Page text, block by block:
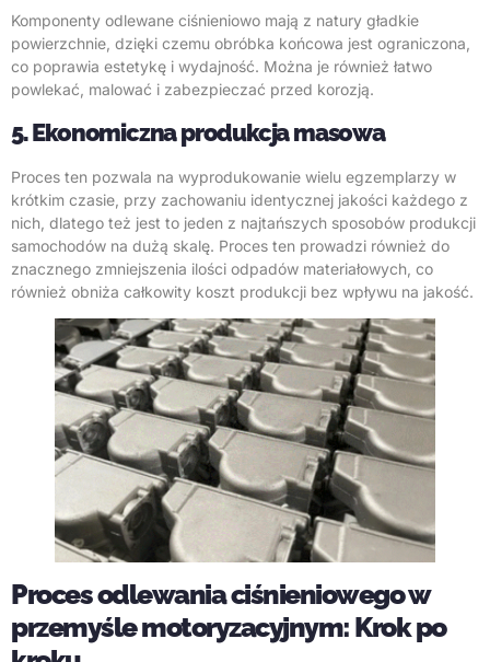
Komponenty odlewane ciśnieniowo mają z natury gładkie
powierzchnie, dzięki czemu obróbka końcowa jest ograniczona,
co poprawia estetykę i wydajność. Można je również łatwo
powlekać, malować i zabezpieczać przed korozją.
5. Ekonomiczna produkcja masowa
Proces ten pozwala na wyprodukowanie wielu egzemplarzy w
krótkim czasie, przy zachowaniu identycznej jakości każdego z
nich, dlatego też jest to jeden z najtańszych sposobów produkcji
samochodów na dużą skalę. Proces ten prowadzi również do
znacznego zmniejszenia ilości odpadów materiałowych, co
również obniża całkowity koszt produkcji bez wpływu na jakość.
Proces odlewania ciśnieniowego w
przemyśle motoryzacyjnym: Krok po